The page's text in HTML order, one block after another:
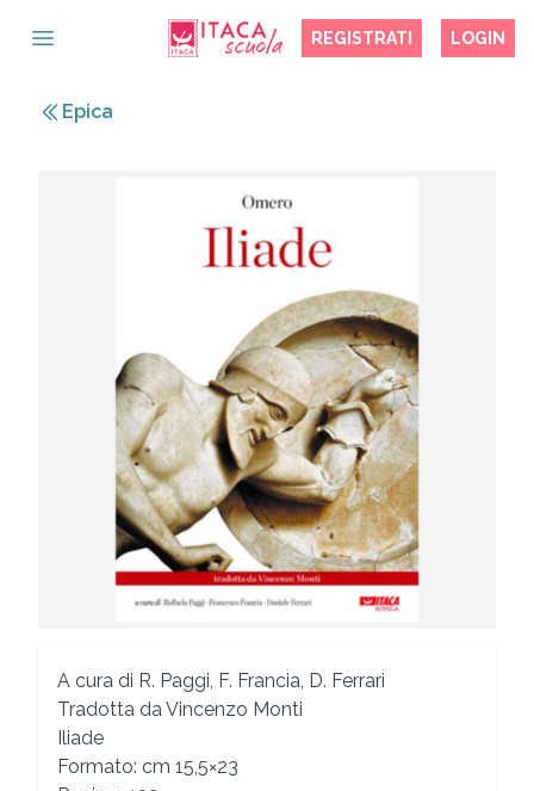
OPEN MAIN MENU
REGISTRATI LOGIN
Epica
A cura di R. Paggi, F. Francia, D. Ferrari
Tradotta da Vincenzo Monti
Iliade
Formato: cm 15,5×23